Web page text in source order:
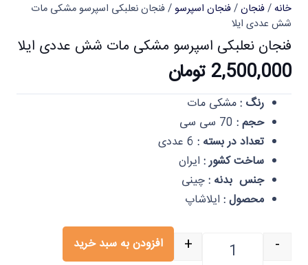
خانه/فنجان/فنجان اسپرسو/ فنجان نعلبکی اسپرسو مشکی مات
شش عددی ایلا
فنجان نعلبکی اسپرسو مشکی مات شش عددی ایلا
2,500,000تومان
رنگ :مشکی مات
حجم : 70 سی سی
تعداد در بسته : 6 عددی
ساخت کشور : ایران
جنس بدنه :چینی
محصول : ایلاشاپ
فنجان نعلبکی اسپرسو مشکی مات شش عددی ایلا -
+ افزودن به سبد خرید